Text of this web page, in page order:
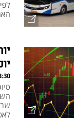
05.08.26